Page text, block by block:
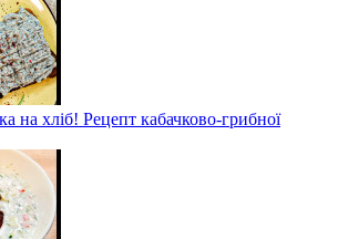
на хліб! Рецепт кабачково-грибної